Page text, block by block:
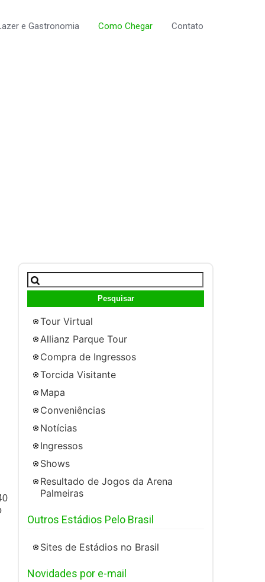
e Gastronomia Como Chegar Contato
Pesquisar
por:
Tour Virtual
Allianz Parque Tour
Compra de Ingressos
Torcida Visitante
Mapa
Conveniências
Notícias
Ingressos
Shows
Resultado de Jogos da Arena
Palmeiras
Outros Estádios Pelo Brasil
Sites de Estádios no Brasil
Novidades por e-mail